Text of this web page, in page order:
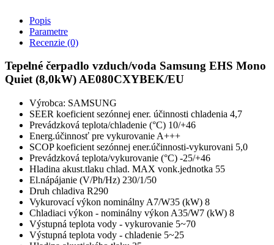
Popis
Parametre
Recenzie (0)
Tepelné čerpadlo vzduch/voda Samsung EHS Mono
Quiet (8,0kW) AE080CXYBEK/EU
Výrobca: SAMSUNG
SEER koeficient sezónnej ener. účinnosti chladenia 4,7
Prevádzková teplota/chladenie (°C) 10/+46
Energ.účinnosť pre vykurovanie A+++
SCOP koeficient sezónnej ener.účinnosti-vykurovani 5,0
Prevádzková teplota/vykurovanie (°C) -25/+46
Hladina akust.tlaku chlad. MAX vonk.jednotka 55
El.nápájanie (V/Ph/Hz) 230/1/50
Druh chladiva R290
Vykurovací výkon nominálny A7/W35 (kW) 8
Chladiaci výkon - nominálny výkon A35/W7 (kW) 8
Výstupná teplota vody - vykurovanie 5~70
Výstupná teplota vody - chladenie 5~25